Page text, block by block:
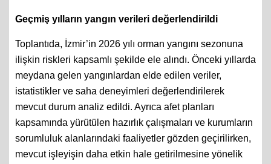
Geçmiş yılların yangın verileri değerlendirildi
Toplantıda, İzmir’in 2026 yılı orman yangını sezonuna
ilişkin riskleri kapsamlı şekilde ele alındı. Önceki yıllarda
meydana gelen yangınlardan elde edilen veriler,
istatistikler ve saha deneyimleri değerlendirilerek
mevcut durum analiz edildi. Ayrıca afet planları
kapsamında yürütülen hazırlık çalışmaları ve kurumların
sorumluluk alanlarındaki faaliyetler gözden geçirilirken,
mevcut işleyişin daha etkin hale getirilmesine yönelik